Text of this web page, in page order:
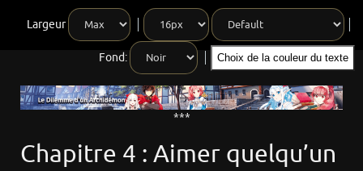
Largeur
Fond: Choix de la couleur du texte
***
Chapitre 4 : Aimer quelqu’un